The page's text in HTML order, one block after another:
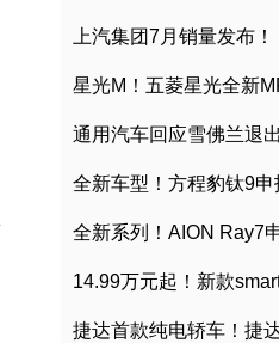
上汽集团7月销量发布！
星光M！五菱星光全新
通用汽车回应雪佛兰退
全新车型！方程豹钛9申
全新系列！AION Ray7
14.99万元起！新款
捷达首款纯电轿车！捷